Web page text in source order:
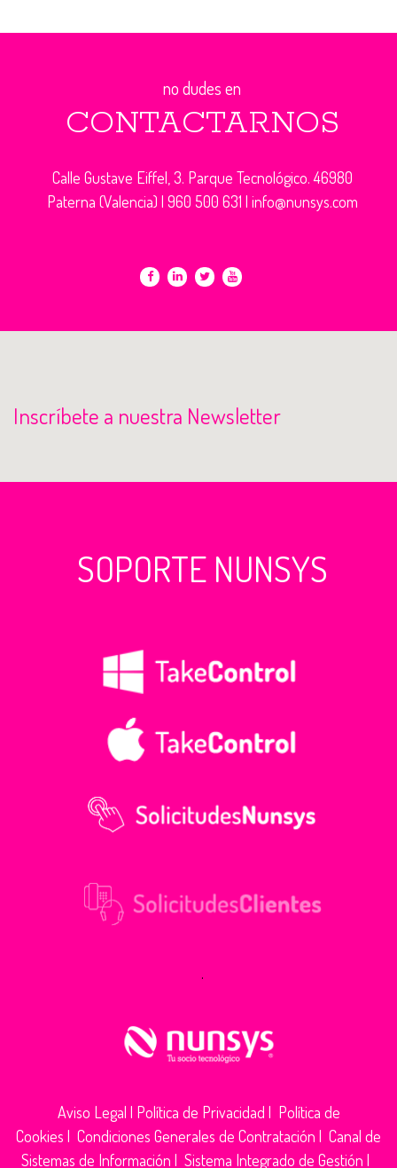
no dudes en
CONTACTARNOS
Calle Gustave Eiffel, 3. Parque Tecnológico. 46980
Paterna (Valencia) | 960 500 631 | info@nunsys.com
Inscríbete a nuestra Newsletter
SOPORTE NUNSYS
.
Aviso Legal | Política de Privacidad | Política de
Cookies | Condiciones Generales de Contratación | Canal de
Sistemas de Información | Sistema Integrado de Gestión |